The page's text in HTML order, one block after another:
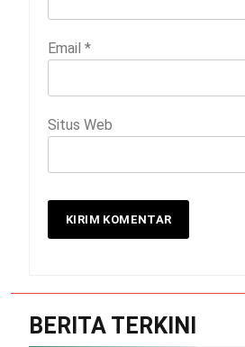
Email *
Situs Web
BERITA TERKINI